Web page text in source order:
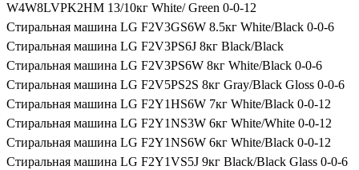
W4W8LVPK2HM 13/10кг White/ Green 0-0-12
Стиральная машина LG F2V3GS6W 8.5кг White/Black 0-0-6
Стиральная машина LG F2V3PS6J 8кг Black/Black
Стиральная машина LG F2V3PS6W 8кг White/Black 0-0-6
Стиральная машина LG F2V5PS2S 8кг Gray/Black Gloss 0-0-6
Стиральная машина LG F2Y1HS6W 7кг White/Black 0-0-12
Стиральная машина LG F2Y1NS3W 6кг White/White 0-0-12
Стиральная машина LG F2Y1NS6W 6кг White/Black 0-0-12
Стиральная машина LG F2Y1VS5J 9кг Black/Black Glass 0-0-6